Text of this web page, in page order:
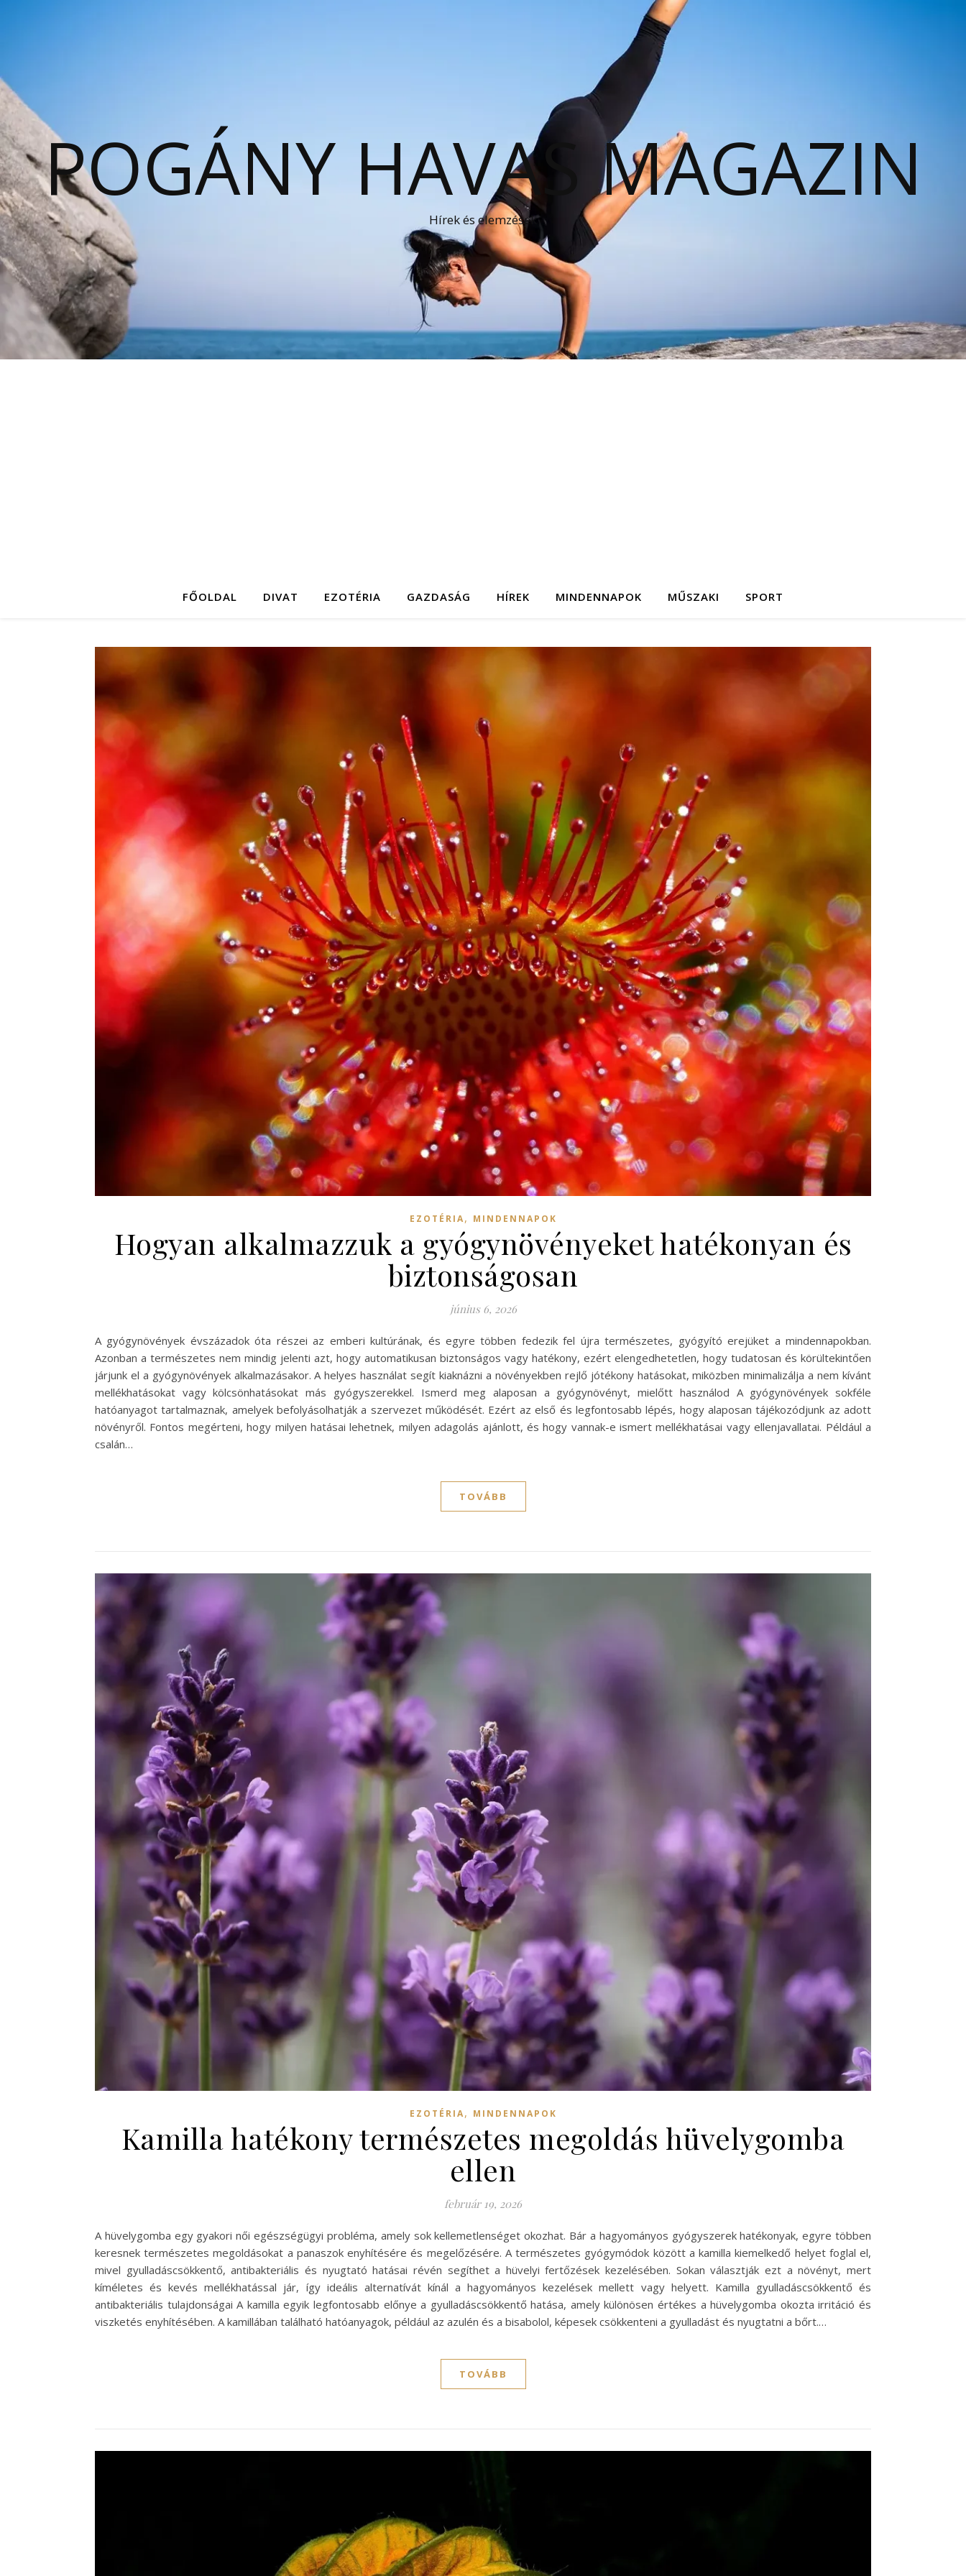
POGÁNY HAVAS MAGAZIN
Hírek és elemzések
FŐOLDAL DIVAT EZOTÉRIA GAZDASÁG HÍREK MINDENNAPOK MŰSZAKI SPORT
EZOTÉRIA, MINDENNAPOK
Hogyan alkalmazzuk a gyógynövényeket hatékonyan és
biztonságosan
június 6, 2026
A gyógynövények évszázadok óta részei az emberi kultúrának, és egyre többen fedezik fel újra természetes, gyógyító erejüket a mindennapokban.
Azonban a természetes nem mindig jelenti azt, hogy automatikusan biztonságos vagy hatékony, ezért elengedhetetlen, hogy tudatosan és körültekintően
járjunk el a gyógynövények alkalmazásakor. A helyes használat segít kiaknázni a növényekben rejlő jótékony hatásokat, miközben minimalizálja a nem kívánt
mellékhatásokat vagy kölcsönhatásokat más gyógyszerekkel. Ismerd meg alaposan a gyógynövényt, mielőtt használod A gyógynövények sokféle
hatóanyagot tartalmaznak, amelyek befolyásolhatják a szervezet működését. Ezért az első és legfontosabb lépés, hogy alaposan tájékozódjunk az adott
növényről. Fontos megérteni, hogy milyen hatásai lehetnek, milyen adagolás ajánlott, és hogy vannak-e ismert mellékhatásai vagy ellenjavallatai. Például a
csalán…
TOVÁBB
EZOTÉRIA, MINDENNAPOK
Kamilla hatékony természetes megoldás hüvelygomba
ellen
február 19, 2026
A hüvelygomba egy gyakori női egészségügyi probléma, amely sok kellemetlenséget okozhat. Bár a hagyományos gyógyszerek hatékonyak, egyre többen
keresnek természetes megoldásokat a panaszok enyhítésére és megelőzésére. A természetes gyógymódok között a kamilla kiemelkedő helyet foglal el,
mivel gyulladáscsökkentő, antibakteriális és nyugtató hatásai révén segíthet a hüvelyi fertőzések kezelésében. Sokan választják ezt a növényt, mert
kíméletes és kevés mellékhatással jár, így ideális alternatívát kínál a hagyományos kezelések mellett vagy helyett. Kamilla gyulladáscsökkentő és
antibakteriális tulajdonságai A kamilla egyik legfontosabb előnye a gyulladáscsökkentő hatása, amely különösen értékes a hüvelygomba okozta irritáció és
viszketés enyhítésében. A kamillában található hatóanyagok, például az azulén és a bisabolol, képesek csökkenteni a gyulladást és nyugtatni a bőrt.…
TOVÁBB